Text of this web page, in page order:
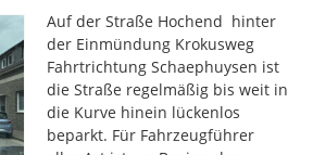
Auf der Straße Hochend  hinter
der Einmündung Krokusweg
Fahrtrichtung Schaephuysen ist
die Straße regelmäßig bis weit in
die Kurve hinein lückenlos
beparkt. Für Fahrzeugführer